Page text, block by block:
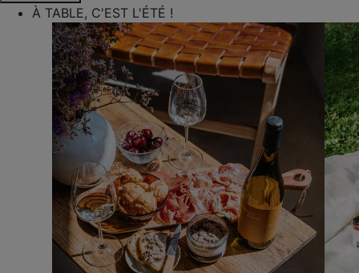
À TABLE, C'EST L'ÉTÉ !